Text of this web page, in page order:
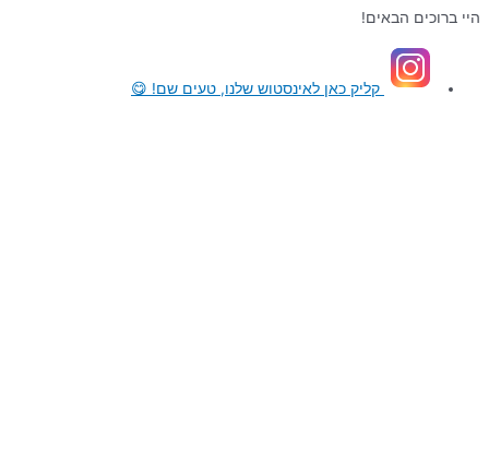
דילוג
היי ברוכים הבאים!
קליק כאן לאינסטוש שלנו, טעים שם! 😋